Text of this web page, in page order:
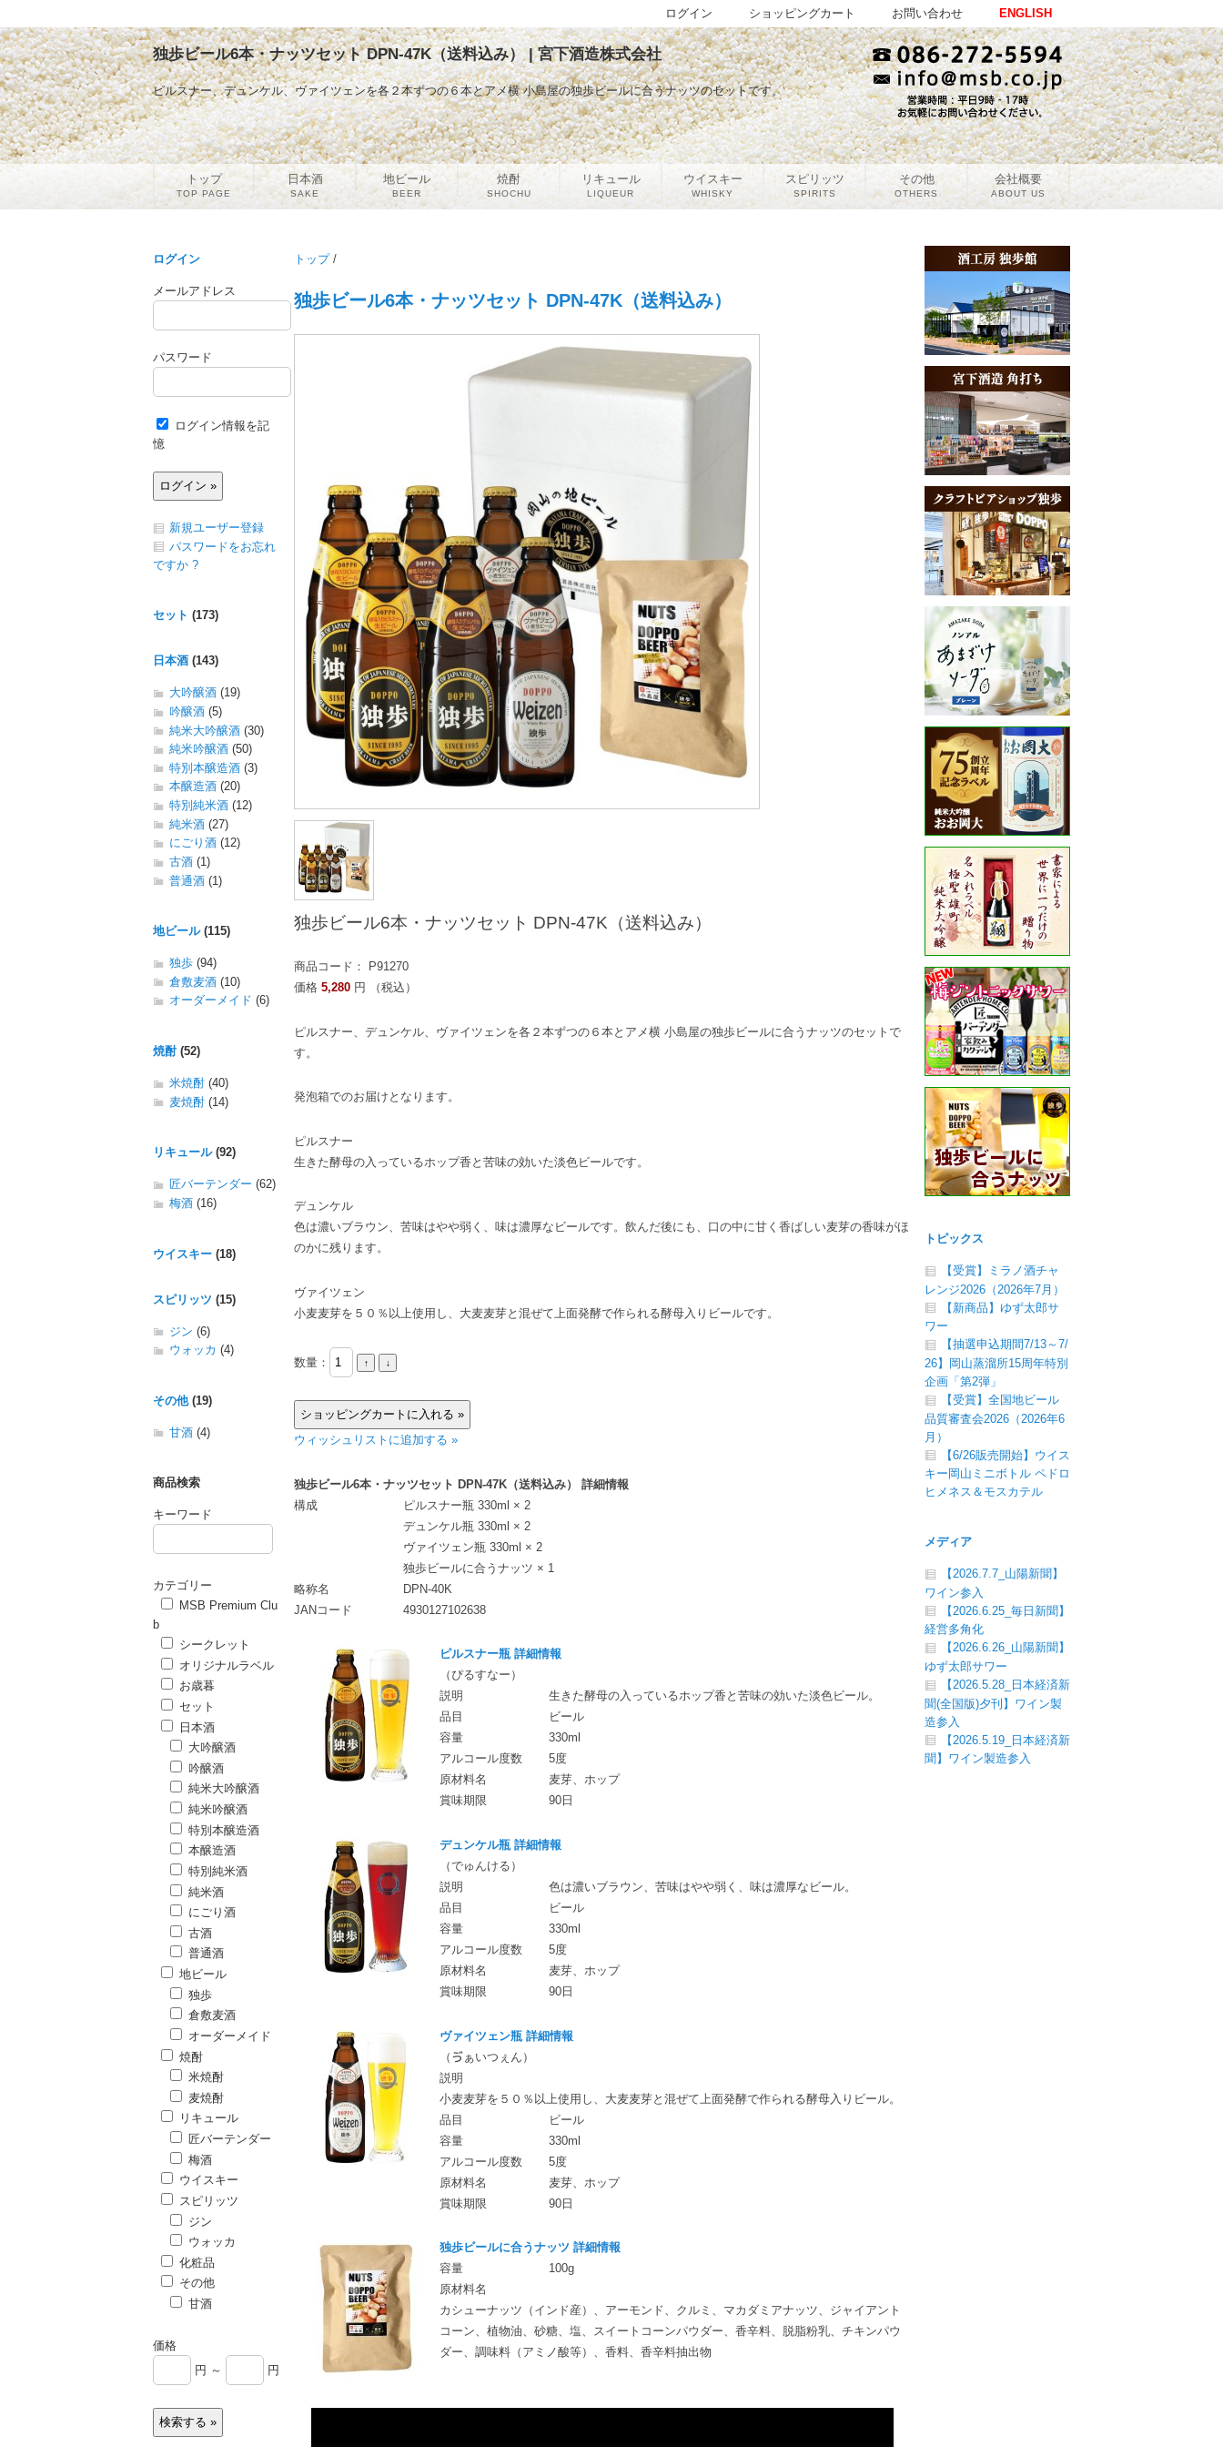
独歩ビール6本・ナッツセット DPN-47K（送料込み） | 宮下酒造株式会社
ピルスナー、デュンケル、ヴァイツェンを各２本ずつの６本とアメ横 小島屋の独歩ビールに合うナッツのセットです。
トップ/
独歩ビール6本・ナッツセット DPN-47K（送料込み）
独歩ビール6本・ナッツセット DPN-47K（送料込み）
商品コード： P91270
価格 5,280 円 （税込）
ピルスナー、デュンケル、ヴァイツェンを各２本ずつの６本とアメ横 小島屋の独歩ビールに合うナッツのセットで
す。
発泡箱でのお届けとなります。
ピルスナー
生きた酵母の入っているホップ香と苦味の効いた淡色ビールです。
デュンケル
色は濃いブラウン、苦味はやや弱く、味は濃厚なビールです。飲んだ後にも、口の中に甘く香ばしい麦芽の香味がほ
のかに残ります。
ヴァイツェン
小麦麦芽を５０％以上使用し、大麦麦芽と混ぜて上面発酵で作られる酵母入りビールです。
数量：
ウィッシュリストに追加する »
独歩ビール6本・ナッツセット DPN-47K（送料込み） 詳細情報
構成
ピルスナー瓶 330ml × 2
デュンケル瓶 330ml × 2
ヴァイツェン瓶 330ml × 2
独歩ビールに合うナッツ × 1
略称名
DPN-40K
JANコード
4930127102638
ピルスナー瓶 詳細情報
（ぴるすなー）
説明
生きた酵母の入っているホップ香と苦味の効いた淡色ビール。
品目
ビール
容量
330ml
アルコール度数
5度
原材料名
麦芽、ホップ
賞味期限
90日
デュンケル瓶 詳細情報
（でゅんける）
説明
色は濃いブラウン、苦味はやや弱く、味は濃厚なビール。
品目
ビール
容量
330ml
アルコール度数
5度
原材料名
麦芽、ホップ
賞味期限
90日
ヴァイツェン瓶 詳細情報
（ゔぁいつぇん）
説明
小麦麦芽を５０％以上使用し、大麦麦芽と混ぜて上面発酵で作られる酵母入りビール。
品目
ビール
容量
330ml
アルコール度数
5度
原材料名
麦芽、ホップ
賞味期限
90日
独歩ビールに合うナッツ 詳細情報
容量
100g
原材料名
カシューナッツ（インド産）、アーモンド、クルミ、マカダミアナッツ、ジャイアント
コーン、植物油、砂糖、塩、スイートコーンパウダー、香辛料、脱脂粉乳、チキンパウ
ダー、調味料（アミノ酸等）、香料、香辛料抽出物
ログイン
メールアドレス
パスワード
ログイン情報を記
憶
新規ユーザー登録
パスワードをお忘れ
ですか ?
セット (173)
日本酒 (143)
大吟醸酒 (19)
吟醸酒 (5)
純米大吟醸酒 (30)
純米吟醸酒 (50)
特別本醸造酒 (3)
本醸造酒 (20)
特別純米酒 (12)
純米酒 (27)
にごり酒 (12)
古酒 (1)
普通酒 (1)
地ビール(115)
独歩 (94)
倉敷麦酒 (10)
オーダーメイド (6)
焼酎(52)
米焼酎 (40)
麦焼酎 (14)
リキュール(92)
匠バーテンダー (62)
梅酒 (16)
ウイスキー (18)
スピリッツ (15)
ジン (6)
ウォッカ (4)
その他(19)
甘酒 (4)
商品検索
キーワード
カテゴリー
MSB Premium Clu
b
シークレット
オリジナルラベル
お歳暮
セット
日本酒
大吟醸酒
吟醸酒
純米大吟醸酒
純米吟醸酒
特別本醸造酒
本醸造酒
特別純米酒
純米酒
にごり酒
古酒
普通酒
地ビール
独歩
倉敷麦酒
オーダーメイド
焼酎
米焼酎
麦焼酎
リキュール
匠バーテンダー
梅酒
ウイスキー
スピリッツ
ジン
ウォッカ
化粧品
その他
甘酒
価格
円 ～
円
トピックス
【受賞】ミラノ酒チャ
レンジ2026（2026年7月）
【新商品】ゆず太郎サ
ワー
【抽選申込期間7/13～7/
26】岡山蒸溜所15周年特別
企画「第2弾」
【受賞】全国地ビール
品質審査会2026（2026年6
月）
【6/26販売開始】ウイス
キー岡山ミニボトル ペドロ
ヒメネス＆モスカテル
メディア
【2026.7.7_山陽新聞】
ワイン参入
【2026.6.25_毎日新聞】
経営多角化
【2026.6.26_山陽新聞】
ゆず太郎サワー
【2026.5.28_日本経済新
聞(全国版)夕刊】ワイン製
造参入
【2026.5.19_日本経済新
聞】ワイン製造参入
トップ
TOP PAGE
日本酒
SAKE
地ビール
BEER
焼酎
SHOCHU
リキュール
LIQUEUR
ウイスキー
WHISKY
スピリッツ
SPIRITS
その他
OTHERS
会社概要
ABOUT US
ENGLISH
お問い合わせ
ショッピングカート
ログイン